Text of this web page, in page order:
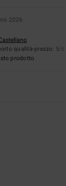
2026
qualità-prezzo: 5/5
prodotto